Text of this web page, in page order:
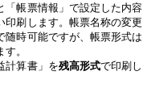
「帳票情報」で設定した内容
印刷します。帳票名称の変更
随時可能ですが、帳票形式は
。
計算書」を残高形式で印刷し